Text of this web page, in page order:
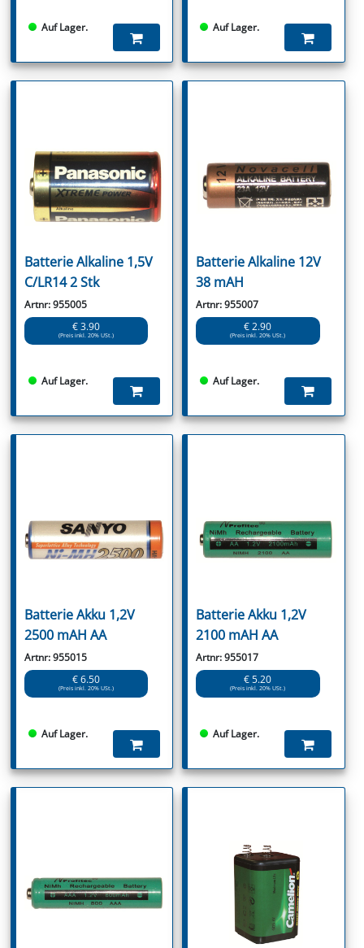
Auf Lager. Auf Lager.
Batterie Alkaline 1,5V
C/LR14 2 Stk
Artnr: 955005
€ 3.90
(Preis inkl. 20% USt.)
Auf Lager.
Batterie Alkaline 12V
38 mAH
Artnr: 955007
€ 2.90
(Preis inkl. 20% USt.)
Auf Lager.
Batterie Akku 1,2V
2500 mAH AA
Artnr: 955015
€ 6.50
(Preis inkl. 20% USt.)
Auf Lager.
Batterie Akku 1,2V
2100 mAH AA
Artnr: 955017
€ 5.20
(Preis inkl. 20% USt.)
Auf Lager.